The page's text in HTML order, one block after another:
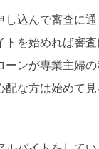
し込んで審査に
を始めれば審査
ーンが専業主婦
配な方は始めて